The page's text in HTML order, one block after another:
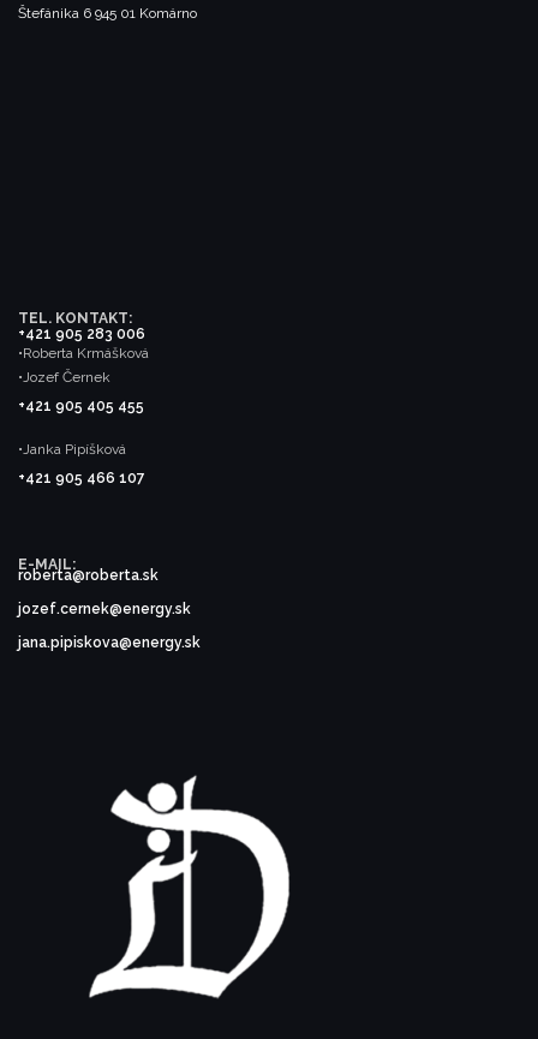
Štefánika 6 945 01 Komárno
TEL. KONTAKT:
•Roberta Krmášková
+421 905 283 006
•Jozef Černek
+421 905 405 455
•Janka Pipíšková
+421 905 466 107
E-MAIL:
roberta@roberta.sk
jozef.cernek@energy.sk
jana.pipiskova@energy.sk